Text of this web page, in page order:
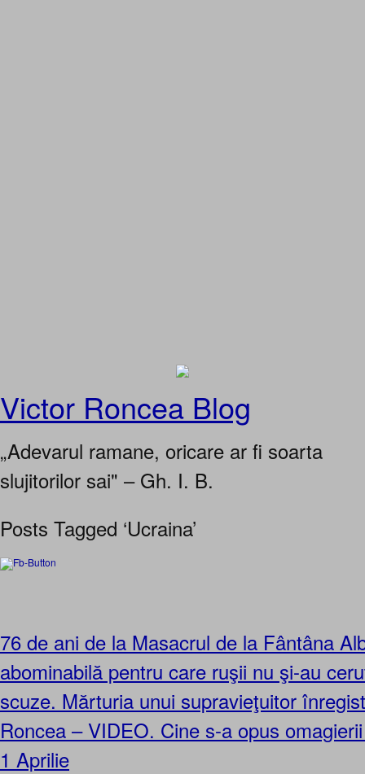
Victor Roncea Blog
„Adevarul ramane, oricare ar fi soarta
slujitorilor sai" – Gh. I. B.
Posts Tagged ‘Ucraina’
76 de ani de la Masacrul de la Fântâna
abominabilă pentru care ruşii nu şi-au
scuze. Mărturia unui supravieţuitor
Roncea – VIDEO. Cine s-a opus
1 Aprilie